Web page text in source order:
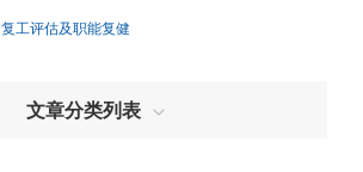
复工评估及职能复健
文章分类列表